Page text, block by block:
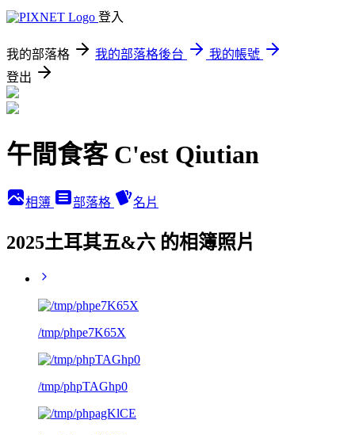
登入
我的部落格 我的部落格後台
我的帳號
登出
午間食客 C'est Qiutian
相簿 部落格 名片
2025土耳其五&六 的相簿照片
/tmp/phpe7K65X
/tmp/phpTAGhp0